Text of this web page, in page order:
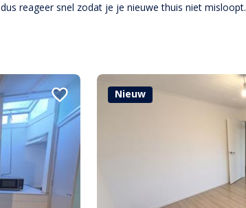
dus reageer snel zodat je je nieuwe thuis niet misloopt.
Nieuw